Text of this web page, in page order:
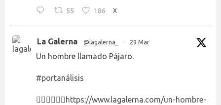
55 186 X
La Galerna @lagalerna_ · 29 Mar
Un hombre llamado Pájaro.
#portanálisis
👉🏻👉🏻👉🏻 https://www.lagalerna.com/un-hombre-